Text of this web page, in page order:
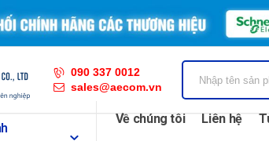
090 337 0012
sales@aecom.vn
Về chúng tôi Liên hệ